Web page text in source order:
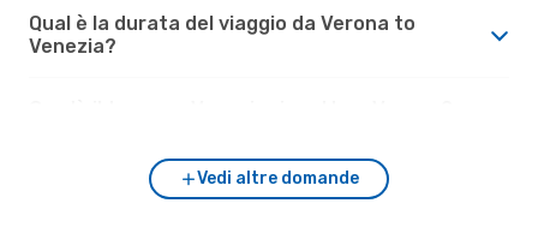
Qual è la durata del viaggio da Verona to
Venezia?
Vedi altre domande